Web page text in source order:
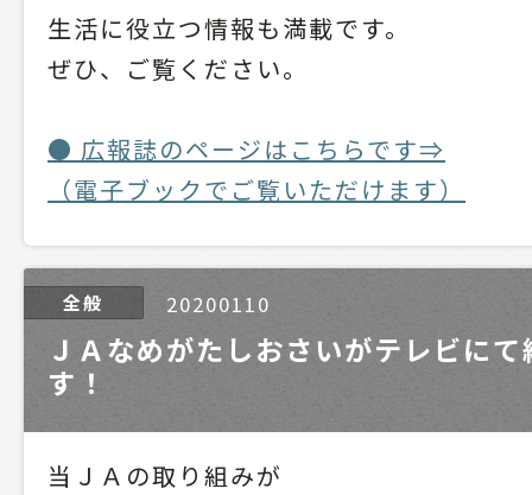
生活に役立つ情報も満載です。
ぜひ、ご覧ください。
● 広報誌のページはこちらです⇒
（電子ブックでご覧いただけます）
20200110
全般
ＪＡなめがたしおさいがテレビに
す！
当ＪＡの取り組みが